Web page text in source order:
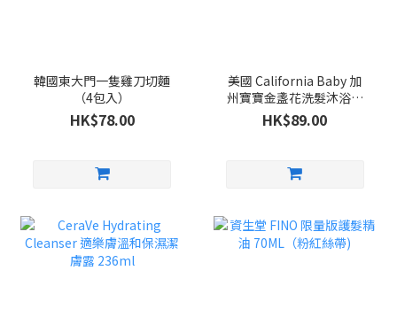
韓國東大門一隻雞刀切麵
（4包入）
HK$78.00
美國 California Baby 加
州寶寶金盞花洗髮沐浴露
251ml
HK$89.00